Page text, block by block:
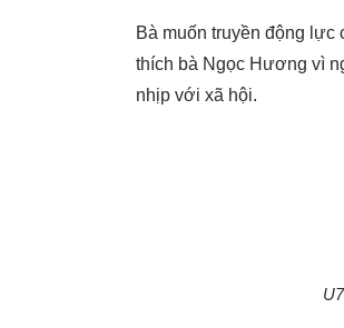
Bà muốn truyền động
thích bà Ngọc Hương vì
nhịp với xã hội.